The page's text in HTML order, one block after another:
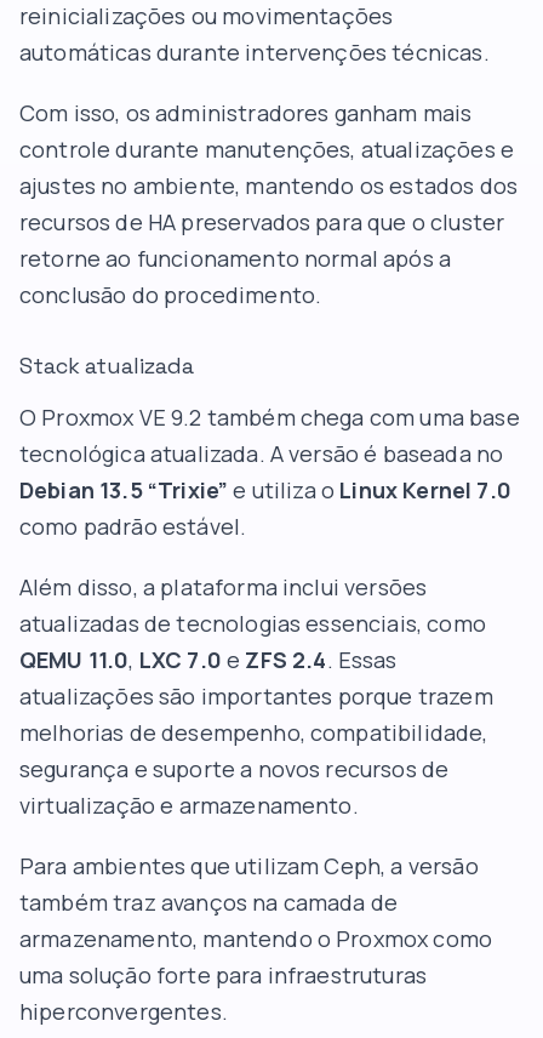
reinicializações ou movimentações
automáticas durante intervenções técnicas.
Com isso, os administradores ganham mais
controle durante manutenções, atualizações e
ajustes no ambiente, mantendo os estados dos
recursos de HA preservados para que o cluster
retorne ao funcionamento normal após a
conclusão do procedimento.
Stack atualizada
O Proxmox VE 9.2 também chega com uma base
tecnológica atualizada. A versão é baseada no
Debian 13.5 “Trixie” e utiliza o Linux Kernel 7.0
como padrão estável.
Além disso, a plataforma inclui versões
atualizadas de tecnologias essenciais, como
QEMU 11.0, LXC 7.0 e ZFS 2.4. Essas
atualizações são importantes porque trazem
melhorias de desempenho, compatibilidade,
segurança e suporte a novos recursos de
virtualização e armazenamento.
Para ambientes que utilizam Ceph, a versão
também traz avanços na camada de
armazenamento, mantendo o Proxmox como
uma solução forte para infraestruturas
hiperconvergentes.